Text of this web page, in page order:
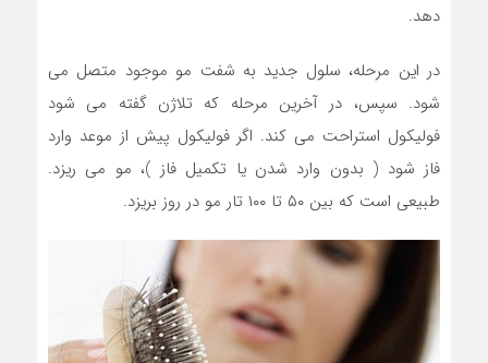
دهد.
در این مرحله، سلول جدید به شفت مو موجود متصل می
شود. سپس، در آخرین مرحله که تلاژن گفته می شود
فولیکول استراحت می کند. اگر فولیکول پیش از موعد وارد
فاز شود ( بدون وارد شدن یا تکمیل فاز )، مو می ریزد.
طبیعی است که بین ۵۰ تا ۱۰۰ تار مو در روز بریزد.